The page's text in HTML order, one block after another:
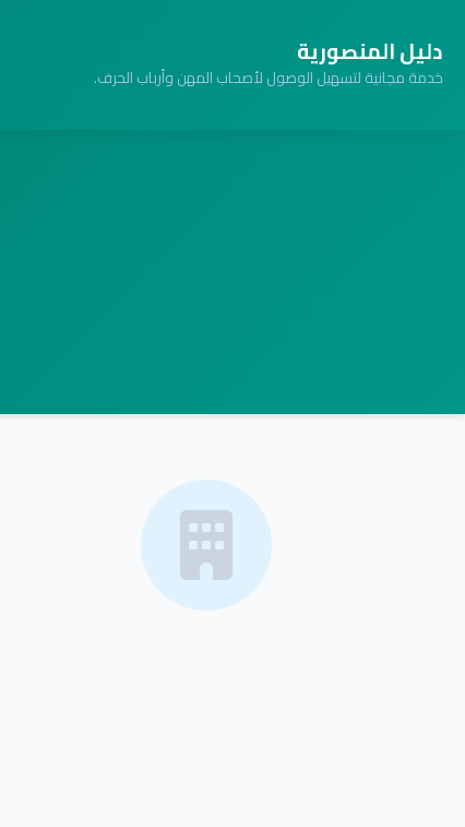
دليل المنصورية
خدمة مجانية لتسهيل الوصول لأصحاب المهن وأرباب الحرف.